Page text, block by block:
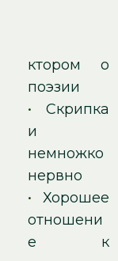
ктором о
поэзии
•Скрипка
и
немножко
нервно
•Хорошее
отношени
е к